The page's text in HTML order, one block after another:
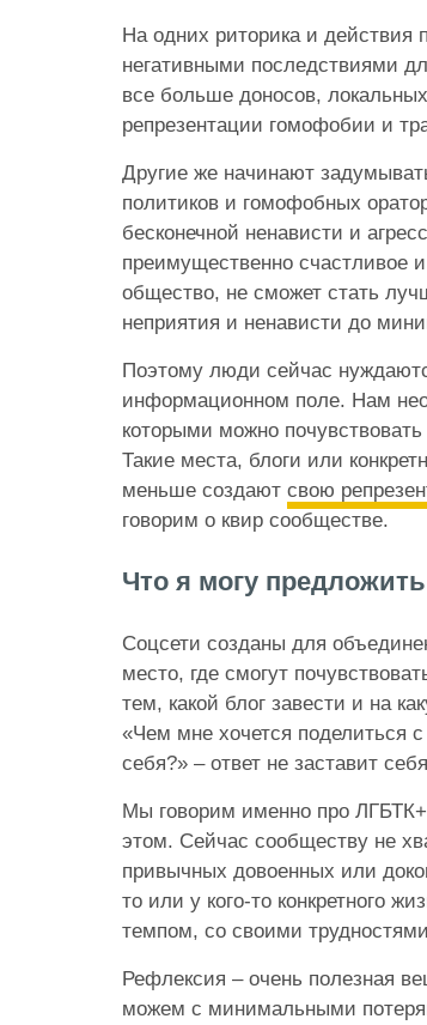
На одних риторика и
негативными последствиями
все больше доносов,
репрезентации гомофобии и
Другие же начинают
политиков и гомофобных
бесконечной ненависти и
преимущественно счастливое
общество, не сможет стать
неприятия и ненависти до
Поэтому люди сейчас
информационном поле. Нам
которыми можно
Такие места, блоги или
меньше создают свою
говорим о квир сообществе.
Что я могу
Соцсети созданы для
место, где смогут
тем, какой блог завести и на
«Чем мне хочется поделиться
себя?» – ответ не заставит
Мы говорим именно про
этом. Сейчас сообществу не
привычных довоенных или
то или у кого-то конкретного
темпом, со своими
Рефлексия – очень полезная
можем с минимальными